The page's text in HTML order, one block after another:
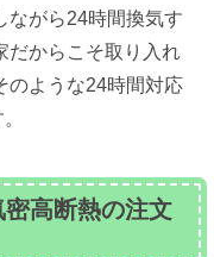
ながら24時間換気す
だからこそ取り入れ
のような24時間対応
。
高断熱の注文